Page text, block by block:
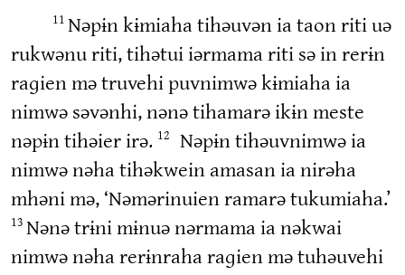
11 Nəpɨn kɨmiaha tihəuvən ia taon riti uə
rukwənu riti, tihətui iərmama riti sə in rerɨn
raɡien mə truvehi puvnimwə kɨmiaha ia
nimwə səvənhi, nənə tihamarə ikɨn meste
nəpɨn tihəier irə. 12
Nəpɨn tihəuvnimwə ia
nimwə nəha tihəkwein amasan ia nirəha
mhəni mə, ‘Nəmərinuien ramarə tukumiaha.’
13 Nənə trɨni mɨnuə nərmama ia nəkwai
nimwə nəha rerɨnraha raɡien mə tuhəuvehi